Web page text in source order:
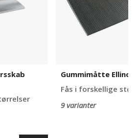
Gummimåtte Ellinor
Fås i forskellige
9 varianter